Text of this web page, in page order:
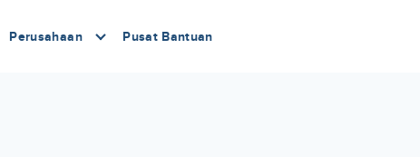
Perusahaan Pusat Bantuan